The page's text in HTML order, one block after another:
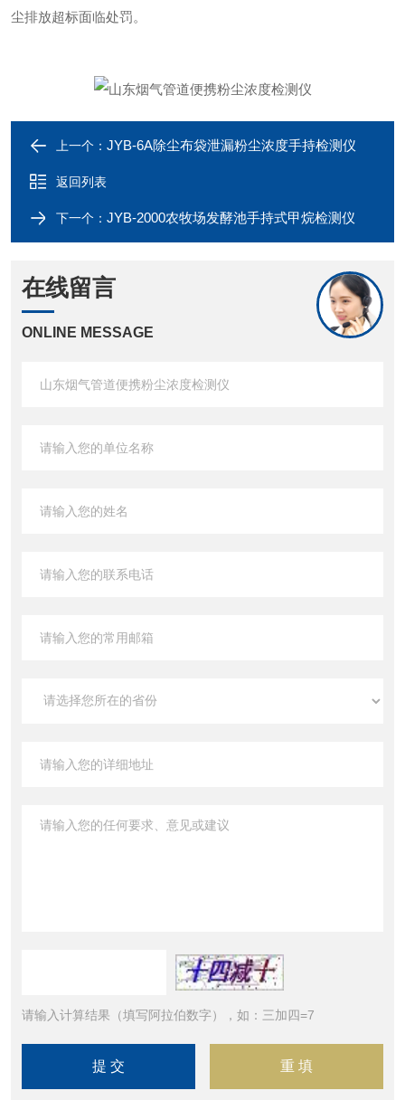
尘排放超标面临处罚。
上一个： JYB-6A除尘布袋泄漏粉尘浓度手持检测仪
返回列表
下一个： JYB-2000农牧场发酵池手持式甲烷检测仪
在线留言
ONLINE MESSAGE
请输入计算结果（填写阿拉伯数字），如：三加四=7